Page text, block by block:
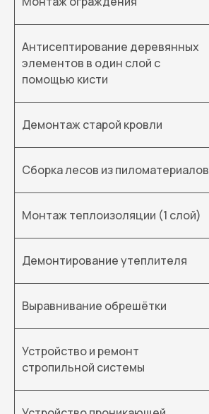
Антисептирование деревянных
элементов в один слой с
помощью кисти
Демонтаж старой кровли
Сборка лесов из пиломатериалов
Монтаж теплоизоляции (1 слой)
Демонтирование утеплителя
Выравнивание обрешётки
Устройство и ремонт
стропильной системы